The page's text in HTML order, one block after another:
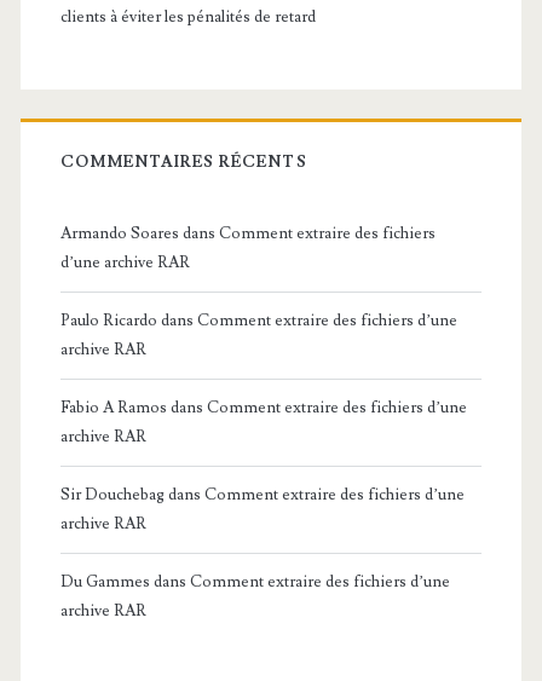
clients à éviter les pénalités de retard
COMMENTAIRES RÉCENTS
Armando Soares dans Comment extraire des fichiers
d’une archive RAR
Paulo Ricardo dans Comment extraire des fichiers d’une
archive RAR
Fabio A Ramos dans Comment extraire des fichiers d’une
archive RAR
Sir Douchebagdans Comment extraire des fichiers d’une
archive RAR
Du Gammes dans Comment extraire des fichiers d’une
archive RAR